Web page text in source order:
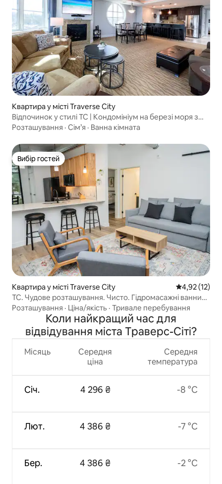
Квартира у місті Traverse City
Відпочинок у стилі TC | Кондомініум на березі моря з
відкритим басейном!
Розташування · Сім’я · Ванна кімната
Вибір гостей
Вибір гостей
Квартира у місті Traverse City Середня
4,92 (12)
TC. Чудове розташування. Чисто. Гідромасажні ванни
на даху
Розташування · Ціна/якість · Тривале перебування
Коли найкращий час для
відвідування міста Траверс-Сіті?
Місяць
Січ.
Лют.
Бер.
Середня
ціна
4 296 ₴
4 386 ₴
4 386 ₴
Середня
температура
-8 °C
-7 °C
-2 °C